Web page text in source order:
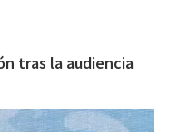
tras la audiencia